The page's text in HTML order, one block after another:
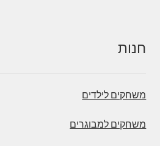
חנות
משחקים לילדים
משחקים למבוגרים